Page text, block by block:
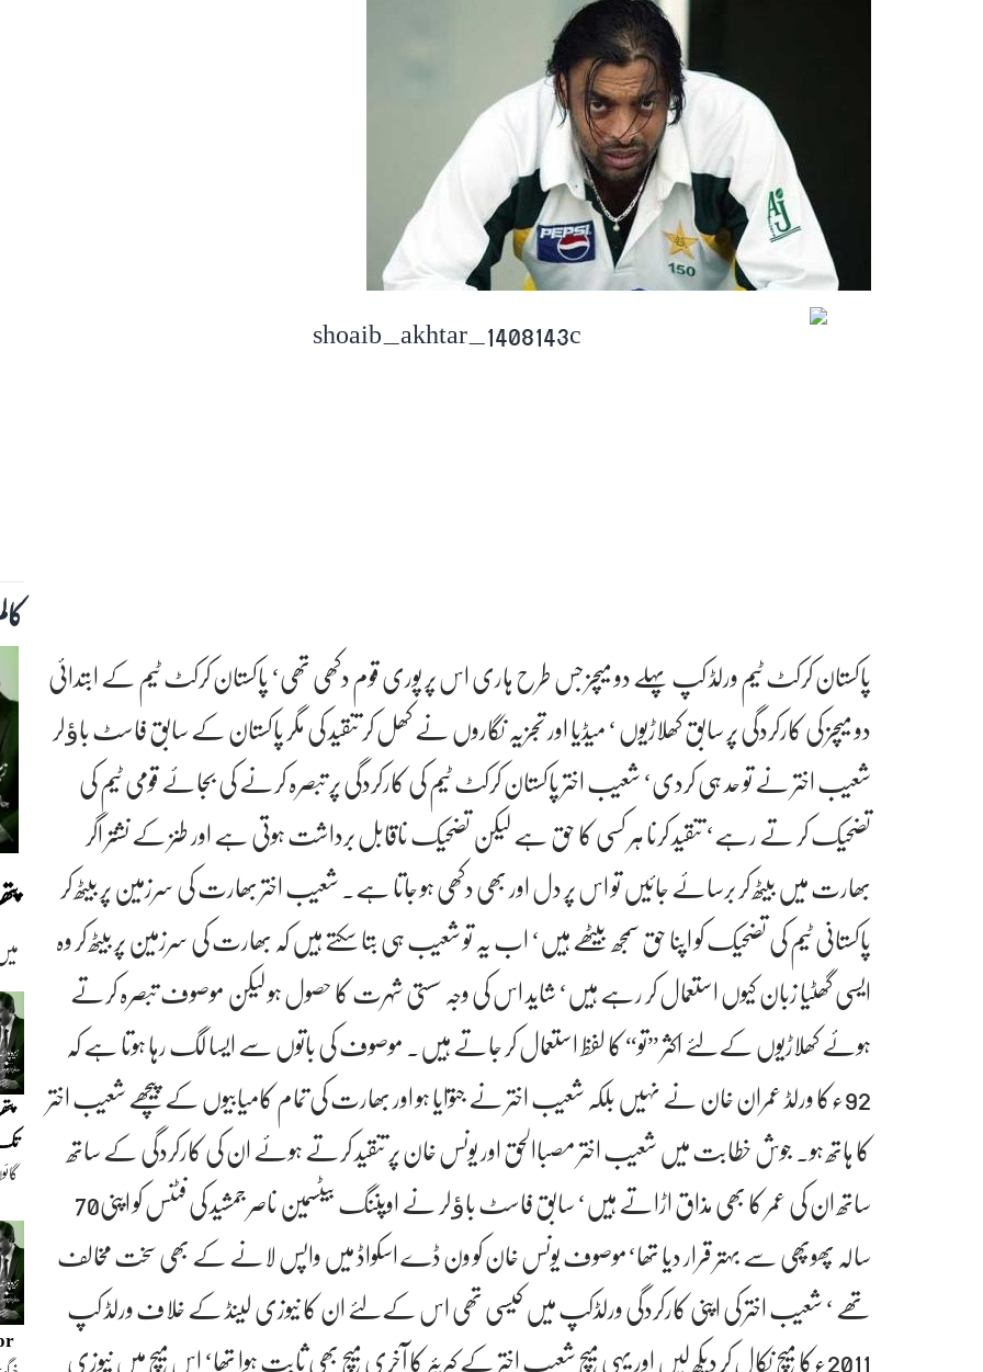
پاکستان کرکٹ ٹیم ورلڈ کپ پہلے دو میچز جس طرح ہاری اس پر پوری قوم دکھی تھی‘ پاکستان کرکٹ ٹیم کے ابتدائی
دو میچز کی کارکردگی پر سابق کھلاڑیوں ‘ میڈیا اور تجزیہ نگاروں نے کھل کر تنقید کی مگر پاکستان کے سابق فاسٹ باﺅلر
شعیب اختر نے تو حد ہی کردی‘ شعیب اختر پاکستان کرکٹ ٹیم کی کارکردگی پر تبصرہ کرنے کی بجائے قومی ٹیم کی
تضحیک کر تے رہے‘ تنقید کرنا ہر کسی کا حق ہے لیکن تضحیک ناقابل برداشت ہوتی ہے اور طنز کے نشتر اگر
بھارت میں بیٹھ کر برسائے جائیں تو اس پر دل اور بھی دکھی ہو جاتا ہے۔ شعیب اختر بھارت کی سرزمین پر بیٹھ کر
پاکستانی ٹیم کی تضحیک کو اپنا حق سمجھ بیٹھے ہیں‘ اب یہ تو شعیب ہی بتا سکتے ہیں کہ بھارت کی سرزمین پر بیٹھ کر وہ
ایسی گھٹیا زبان کیوں استعمال کر رہے ہیں‘ شاید اس کی وجہ سستی شہرت کا حصول ہو لیکن موصوف تبصرہ کرتے
ہوئے کھلاڑیوں کےلئے اکثر ”تو“ کا لفظ استعمال کر جاتے ہیں۔ موصوف کی باتوں سے ایسا لگ رہا ہوتا ہے کہ
92ءکا ورلڈ عمران خان نے نہیں بلکہ شعیب اختر نے جتوایا ہو اور بھارت کی تمام کامیابیوں کے پیچھے شعیب اختر
کا ہاتھ ہو۔ جوش خطابت میں شعیب اختر مصباالحق اور یونس خان پر تنقید کرتے ہوئے ان کی کارکردگی کے ساتھ
ساتھ ان کی عمر کا بھی مذاق اڑاتے ہیں‘ سابق فاسٹ باﺅلر نے اوپننگ بیٹسمین ناصر جمشید کی فٹنس کو اپنی70
سالہ پھوپھی سے بہتر قرار دیا تھا‘موصوف یونس خان کو ون ڈے اسکواڈ میں واپس لانے کے بھی سخت مخالف
تھے ‘ شعیب اختر کی اپنی کارکردگی ورلڈکپ میں کیسی تھی اس کےلئے ان کا نیوزی لینڈ کے خلاف ورلڈ کپ